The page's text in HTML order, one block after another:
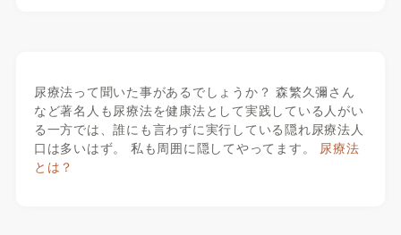
尿療法って聞いた事があるでしょうか？ 森繁久彌さん
など著名人も尿療法を健康法として実践している人がい
る一方では、誰にも言わずに実行している隠れ尿療法人
口は多いはず。 私も周囲に隠してやってます。 尿療法
とは？